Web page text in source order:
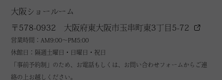
大阪ショールーム
〒578-0932 大阪府東大阪市玉串町東3丁目5-72
営業時間：AM9:00～PM5:00
休館日：隔週土曜日・日曜日・祝日
「事前予約制」のため、お電話もしくは、お問い合わせフォームからご連
絡の上お越しください。